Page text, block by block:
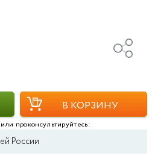
В КОРЗИНУ
проконсультируйтесь:
России